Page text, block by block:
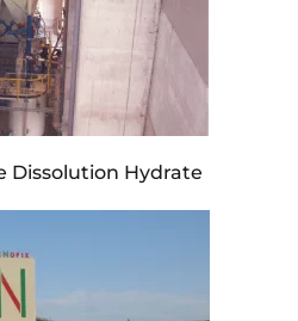
Dissolution Hydrate